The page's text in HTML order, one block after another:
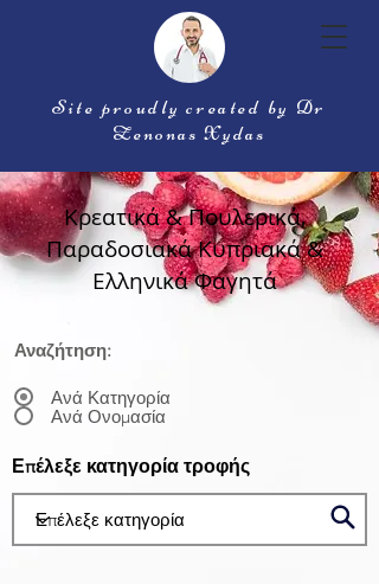
Site proudly created by Dr
Zenonas Xydas
Κρεατικά & Πουλερικά,
Παραδοσιακά Κυπριακά &
Ελληνικά Φαγητά
Αναζήτηση:
Ανά Κατηγορία
Ανά Ονομασία
Επέλεξε κατηγορία τροφής